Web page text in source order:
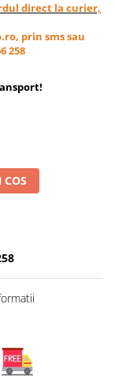
direct la curier,
prin sms sau
258
!